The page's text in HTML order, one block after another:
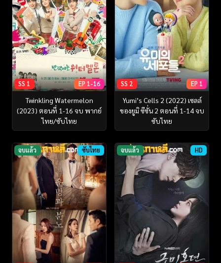
SS 1 EP 1-16
Twinkling Watermelon
(2023) ตอนที่ 1-16 จบ พากย์
ไทย/ซับไทย
SS 2 EP 1
Yumi’s Cells 2 (2022) เซลล์
ของยูมิ ซีซั่น 2 ตอนที่ 1-14 จบ
ซับไทย
จบแล้ว ซับไทย จบแล้ว HD